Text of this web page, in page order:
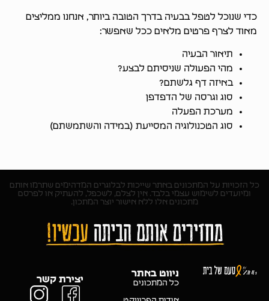
כדי שנוכל לטפל בבעיה בדרך הטובה ביותר, אנחנו ממליצים
מאוד לצרף פרטים מלאים ככל שאפשר:
תיאור הבעיה
מהי הפעולה שניסיתם לבצע?
באיזה דף גלשתם?
סוג וגרסה של הדפדפן
מערכת הפעלה
סוג הטכנולוגיה המסייעת (במידה והשתמשתם)
כל הזכויות על המתכונים באתר שייכות לבלוגרים המדהימים שתרמו אותם
ומיועדים לשימוש עצמי בלבד. אין לצלם, לשכפל, להעתיק או לפרסם
מתכונים אלו ללא אישור יוצר המתכון.
ניווט באתר
כל המתכונים
יצירת קשר